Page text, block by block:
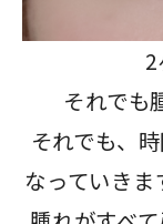
それでも
それでも、
なっていき